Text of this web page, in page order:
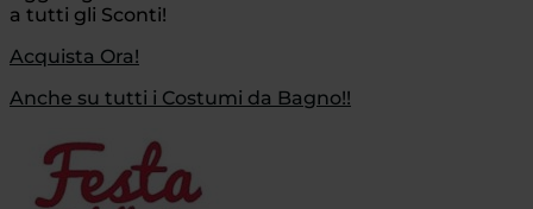
a tutti gli Sconti!
Acquista Ora!
Anche su tutti i Costumi da Bagno!!